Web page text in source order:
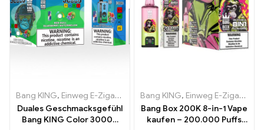
Bang KING, Einweg E-Zigaretten ,Einweg-E-Zigaretten Litauen
Duales Geschmacksgefühl
Bang KING Color 30000
Bang KING, Einweg E-Zigaretten
Bang Box 200K 8-in-1 Vape
kaufen – 200.000 Puffs